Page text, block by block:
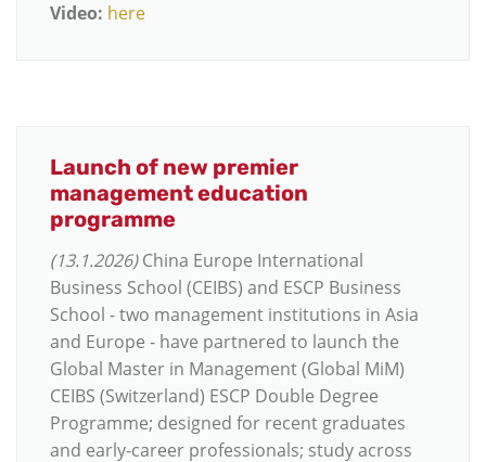
Video: here
Launch of new premier
management education
programme
(13.1.2026)China Europe International
Business School (CEIBS) and ESCP Business
School - two management institutions in Asia
and Europe - have partnered to launch the
Global Master in Management (Global MiM)
CEIBS (Switzerland) ESCP Double Degree
Programme; designed for recent graduates
and early-career professionals; study across